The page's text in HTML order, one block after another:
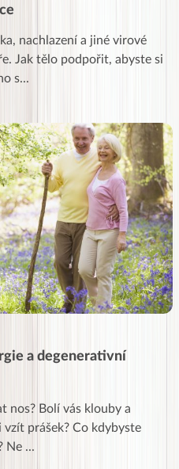
nachlazení a jiné virové
Jak tělo podpořit, abyste si
s...
a degenerativní
nos? Bolí vás klouby a
prášek? Co kdybyste
Ne ...